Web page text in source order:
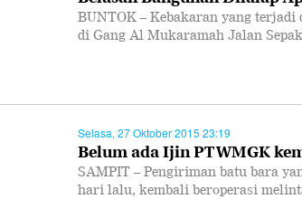
BUNTOK – Kebakaran yang terjadi
di Gang Al Mukaramah Jalan
Selasa, 27 Oktober 2015 23:19
Belum ada Ijin PT WMGK
SAMPIT – Pengiriman batu bara
hari lalu, kembali beroperasi